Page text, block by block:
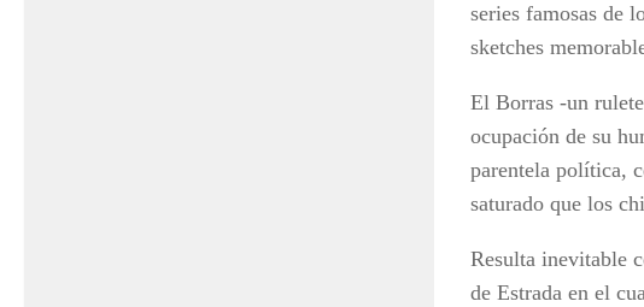
series famosas de
sketches
El Borras -un
ocupación de su
parentela política,
saturado que los
Resulta inevitable
de Estrada en el